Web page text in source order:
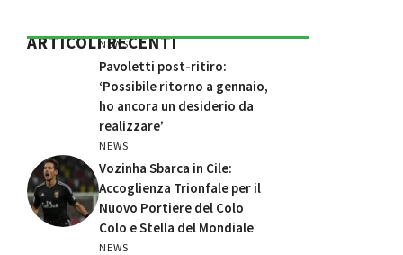
ARTICOLI RECENTI
NEWS
Pavoletti post-ritiro:
‘Possibile ritorno a gennaio,
ho ancora un desiderio da
realizzare’
NEWS
Vozinha Sbarca in Cile:
Accoglienza Trionfale per il
Nuovo Portiere del Colo
Colo e Stella del Mondiale
NEWS